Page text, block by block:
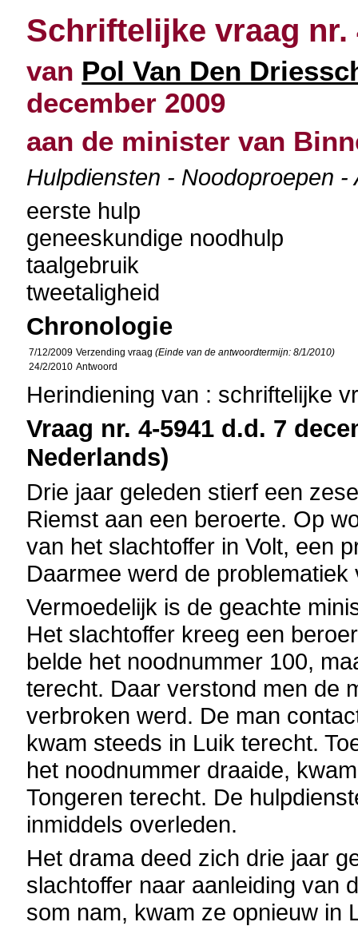
Schriftelijke vraag nr.
van Pol Van Den
december 2009
aan de minister van
Hulpdiensten - Noodoproepen
eerste hulp
geneeskundige noodhulp
taalgebruik
tweetaligheid
Chronologie
7/12/2009 Verzending vraag(Einde van de antwoordtermijn: 8/1/2010)
24/2/2010 Antwoord
Herindiening van : schriftelijke
Vraag nr. 4-5941 d.d. 7
Nederlands)
Drie jaar geleden stierf een
Riemst aan een beroerte. Op
van het slachtoffer in Volt, een
Daarmee werd de
Vermoedelijk is de geachte
Het slachtoffer kreeg een
belde het noodnummer 100,
terecht. Daar verstond men de
verbroken werd. De man
kwam steeds in Luik terecht.
het noodnummer draaide,
Tongeren terecht. De
inmiddels overleden.
Het drama deed zich drie jaar
slachtoffer naar aanleiding van
som nam, kwam ze opnieuw in